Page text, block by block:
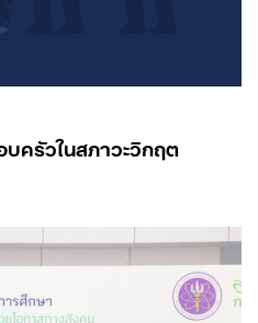
ครัวในสภาวะวิกฤต